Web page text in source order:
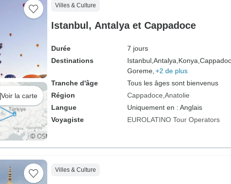
Voir la carte
Villes & Culture
Istanbul, Antalya et Cappadoce
Durée
7 jours
Destinations
Istanbul, Antalya, Konya,
Goreme, +2 de plus
Tranche d'âge
Tous les âges sont bienvenus
Région
Cappadoce Anatolie
Langue
Uniquement en : Anglais
Voyagiste
EUROLATINO Tour Operators
Villes & Culture